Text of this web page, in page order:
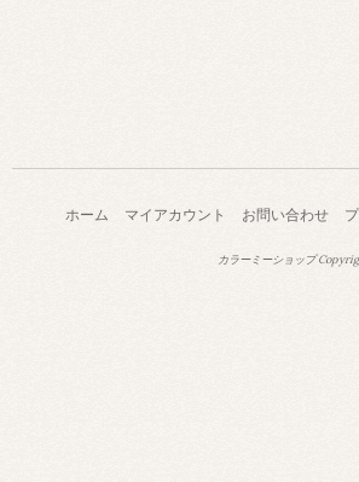
ホーム マイアカウント お問い合わせ
カラーミーショップ